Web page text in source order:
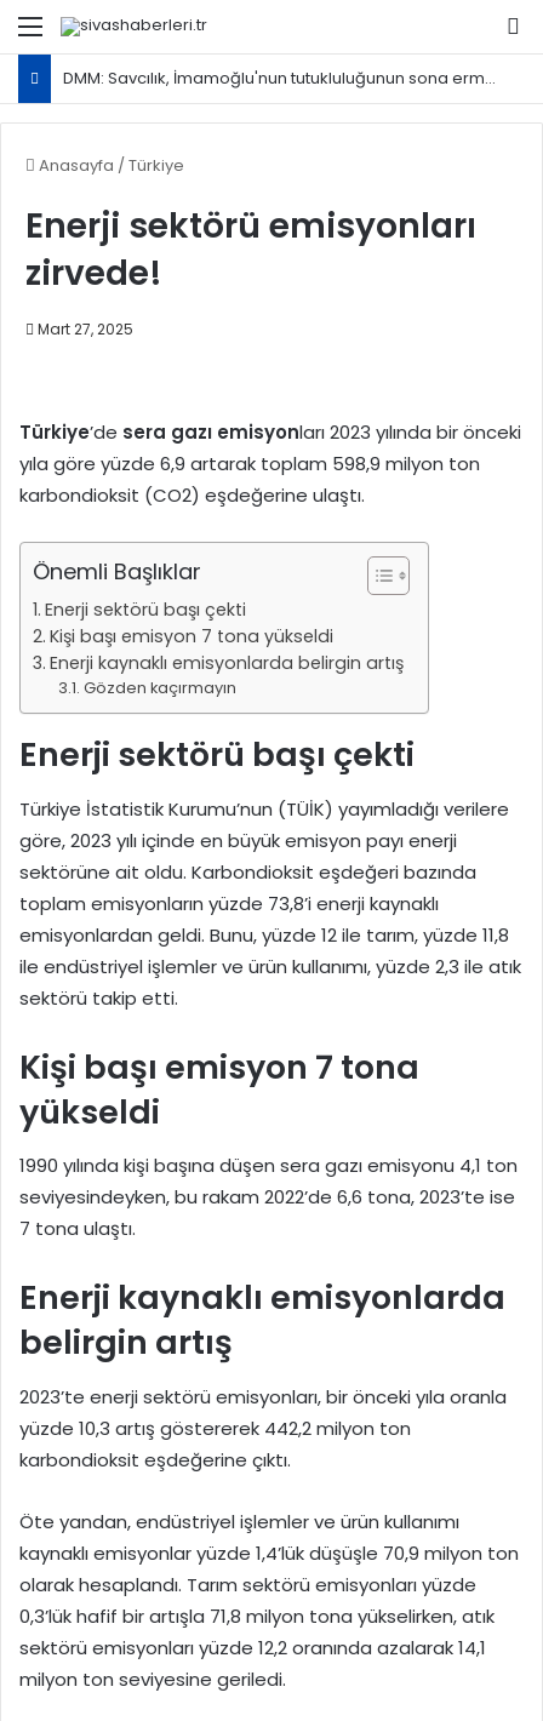
Menü
DMM: Savcılık, İmamoğlu'nun tutukluluğunun sona ermesine kadar tedbiren X hesabının erişime engellenmesini istedi
Anasayfa /Türkiye
Enerji sektörü emisyonları
zirvede!
Mart 27, 2025
Türkiye’de sera gazı emisyonları 2023 yılında bir önceki
yıla göre yüzde 6,9 artarak toplam 598,9 milyon ton
karbondioksit (CO2) eşdeğerine ulaştı.
Önemli Başlıklar
Enerji sektörü başı çekti
Kişi başı emisyon 7 tona yükseldi
Enerji kaynaklı emisyonlarda belirgin artış
Gözden kaçırmayın
Enerji sektörü başı çekti
Türkiye İstatistik Kurumu’nun (TÜİK) yayımladığı verilere
göre, 2023 yılı içinde en büyük emisyon payı enerji
sektörüne ait oldu. Karbondioksit eşdeğeri bazında
toplam emisyonların yüzde 73,8’i enerji kaynaklı
emisyonlardan geldi. Bunu, yüzde 12 ile tarım, yüzde 11,8
ile endüstriyel işlemler ve ürün kullanımı, yüzde 2,3 ile atık
sektörü takip etti.
Kişi başı emisyon 7 tona
yükseldi
1990 yılında kişi başına düşen sera gazı emisyonu 4,1 ton
seviyesindeyken, bu rakam 2022’de 6,6 tona, 2023’te ise
7 tona ulaştı.
Enerji kaynaklı emisyonlarda
belirgin artış
2023’te enerji sektörü emisyonları, bir önceki yıla oranla
yüzde 10,3 artış göstererek 442,2 milyon ton
karbondioksit eşdeğerine çıktı.
Öte yandan, endüstriyel işlemler ve ürün kullanımı
kaynaklı emisyonlar yüzde 1,4’lük düşüşle 70,9 milyon ton
olarak hesaplandı. Tarım sektörü emisyonları yüzde
0,3’lük hafif bir artışla 71,8 milyon tona yükselirken, atık
sektörü emisyonları yüzde 12,2 oranında azalarak 14,1
milyon ton seviyesine geriledi.